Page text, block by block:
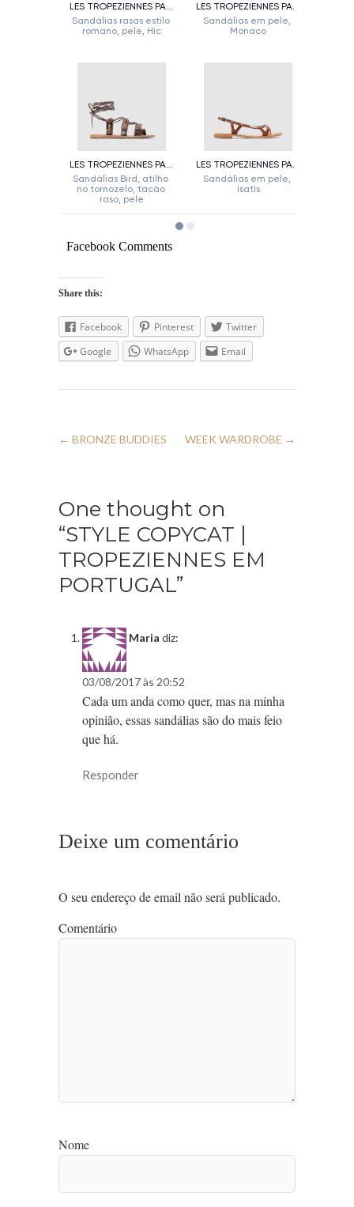
Facebook Comments
Share this:
Facebook Pinterest
Twitter
Google
WhatsApp Email
← BRONZE BUDDIES WEEK WARDROBE →
One thought on
“STYLE COPYCAT |
TROPEZIENNES EM
PORTUGAL”
Maria diz:
03/08/2017 às 20:52
Cada um anda como quer, mas na minha
opinião, essas sandálias são do mais feio
que há.
Responder
Deixe um comentário
O seu endereço de email não será publicado.
Comentário
Nome